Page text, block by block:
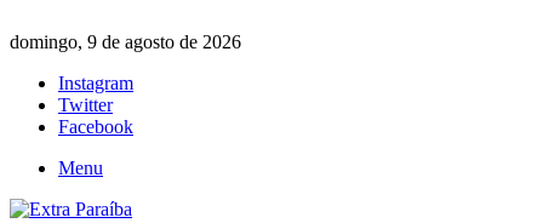
domingo, 9 de agosto de 2026
Instagram
Twitter
Facebook
Menu